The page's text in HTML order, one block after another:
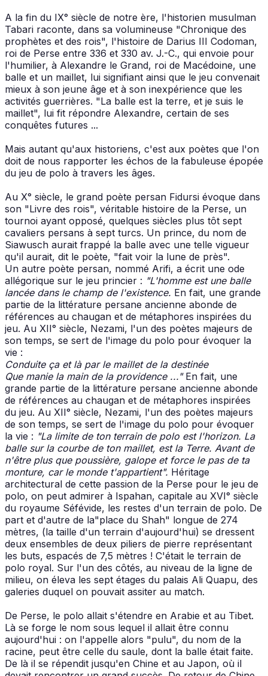
A la fin du IX° siècle de notre ère, l'historien musulman
Tabari raconte, dans sa volumineuse "Chronique des
prophètes et des rois", l'histoire de Darius III Codoman,
roi de Perse entre 336 et 330 av. J.-C., qui envoie pour
l'humilier, à Alexandre le Grand, roi de Macédoine, une
balle et un maillet, lui signifiant ainsi que le jeu convenait
mieux à son jeune âge et à son inexpérience que les
activités guerrières. "La balle est la terre, et je suis le
maillet", lui fit répondre Alexandre, certain de ses
conquêtes futures ...
Mais autant qu'aux historiens, c'est aux poètes que l'on
doit de nous rapporter les échos de la fabuleuse épopée
du jeu de polo à travers les âges.
Au X° siècle, le grand poète persan Fidursi évoque dans
son "Livre des rois", véritable histoire de la Perse, un
tournoi ayant opposé, quelques siècles plus tôt sept
cavaliers persans à sept turcs. Un prince, du nom de
Siawusch aurait frappé la balle avec une telle vigueur
qu'il aurait, dit le poète, "fait voir la lune de près".
Un autre poète persan, nommé Arifi, a écrit une ode
allégorique sur le jeu princier : "L'homme est une balle
lancée dans le champ de l'existence. En fait, une grande
partie de la littérature persane ancienne abonde de
références au chaugan et de métaphores inspirées du
jeu. Au XII° siècle, Nezami, l'un des poètes majeurs de
son temps, se sert de l'image du polo pour évoquer la
vie :
Conduite ça et là par le maillet de la destinée
Que manie la main de la providence ..." En fait, une
grande partie de la littérature persane ancienne abonde
de références au chaugan et de métaphores inspirées
du jeu. Au XII° siècle, Nezami, l'un des poètes majeurs
de son temps, se sert de l'image du polo pour évoquer
la vie : "La limite de ton terrain de polo est l'horizon. La
balle sur la courbe de ton maillet, est la Terre. Avant de
n'être plus que poussière, galope et force le pas de ta
monture, car le monde t'appartient". Héritage
architectural de cette passion de la Perse pour le jeu de
polo, on peut admirer à Ispahan, capitale au XVI° siècle
du royaume Séfévide, les restes d'un terrain de polo. De
part et d'autre de la"place du Shah" longue de 274
mètres, (la taille d'un terrain d'aujourd'hui) se dressent
deux ensembles de deux piliers de pierre représentant
les buts, espacés de 7,5 mètres ! C'était le terrain de
polo royal. Sur l'un des côtés, au niveau de la ligne de
milieu, on éleva les sept étages du palais Ali Quapu, des
galeries duquel on pouvait assiter au match.
De Perse, le polo allait s'étendre en Arabie et au Tibet.
Là se forge le nom sous lequel il allait être connu
aujourd'hui : on l'appelle alors "pulu", du nom de la
racine, peut être celle du saule, dont la balle était faite.
De là il se répendit jusqu'en Chine et au Japon, où il